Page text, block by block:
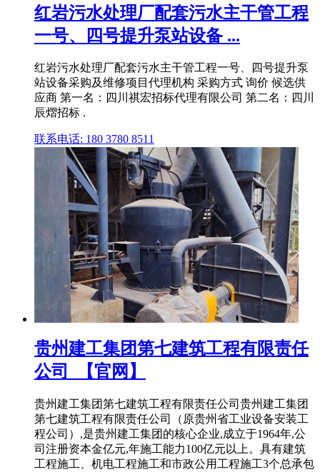
红岩污水处理厂配套污水主干管工程
一号、四号提升泵站设备 ...
红岩污水处理厂配套污水主干管工程一号、四号提升泵
站设备采购及维修项目代理机构 采购方式 询价 候选供
应商 第一名：四川祺宏招标代理有限公司 第二名：四川
辰熠招标 .
联系电话: 180 3780 8511
贵州建工集团第七建筑工程有限责任
公司_【官网】
贵州建工集团第七建筑工程有限责任公司贵州建工集团
第七建筑工程有限责任公司（原贵州省工业设备安装工
程公司）,是贵州建工集团的核心企业,成立于1964年,公
司注册资本金亿元,年施工能力100亿元以上。具有建筑
工程施工、机电工程施工和市政公用工程施工3个总承包